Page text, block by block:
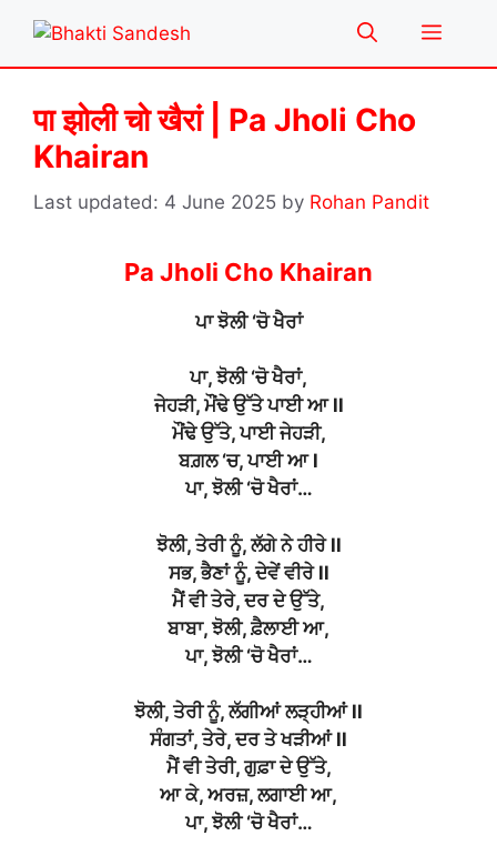
content
Menu
पा झोली चो खैरां | Pa Jholi Cho
Khairan
4 June 2025 by Rohan Pandit
Pa Jholi Cho Khairan
ਪਾ ਝੋਲੀ ‘ਚੋ ਖੈਰਾਂ
ਪਾ, ਝੋਲੀ ‘ਚੋ ਖੈਰਾਂ,
ਜੇਹੜੀ, ਮੌਂਢੇ ਉੱਤੇ ਪਾਈ ਆ ll
ਮੌਂਢੇ ਉੱਤੇ, ਪਾਈ ਜੇਹੜੀ,
ਬਗ਼ਲ ‘ਚ, ਪਾਈ ਆ l
ਪਾ, ਝੋਲੀ ‘ਚੋ ਖੈਰਾਂ…
ਝੋਲੀ, ਤੇਰੀ ਨੂੰ, ਲੱਗੇ ਨੇ ਹੀਰੇ ll
ਸਭ, ਭੈਣਾਂ ਨੂੰ, ਦੇਵੇਂ ਵੀਰੇ ll
ਮੈਂ ਵੀ ਤੇਰੇ, ਦਰ ਦੇ ਉੱਤੇ,
ਬਾਬਾ, ਝੋਲੀ, ਫ਼ੈਲਾਈ ਆ,
ਪਾ, ਝੋਲੀ ‘ਚੋ ਖੈਰਾਂ…
ਝੋਲੀ, ਤੇਰੀ ਨੂੰ, ਲੱਗੀਆਂ ਲੜ੍ਹੀਆਂ ll
ਸੰਗਤਾਂ, ਤੇਰੇ, ਦਰ ਤੇ ਖੜੀਆਂ ll
ਮੈਂ ਵੀ ਤੇਰੀ, ਗੁਫ਼ਾ ਦੇ ਉੱਤੇ,
ਆ ਕੇ, ਅਰਜ਼, ਲਗਾਈ ਆ,
ਪਾ, ਝੋਲੀ ‘ਚੋ ਖੈਰਾਂ…